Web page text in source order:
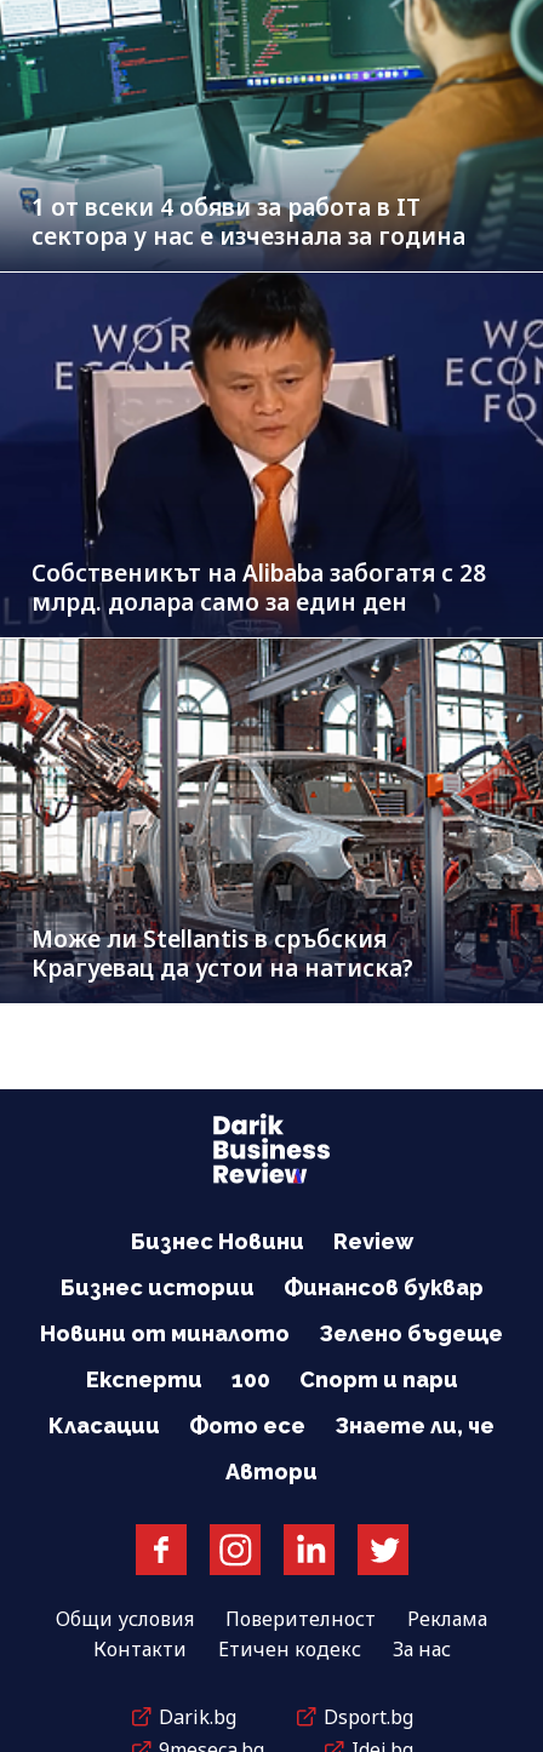
1 от всеки 4 обяви за работа в IT
сектора у нас е изчезнала за година
Собственикът на Alibaba забогатя с 28
млрд. долара само за един ден
Може ли Stellantis в сръбския
Крагуевац да устои на натиска?
Бизнес Новини
Review
Бизнес истории
Финансов буквар
Новини от миналото
Зелено бъдеще
Експерти
100
Спорт и пари
Класации
Фото есе
Знаете ли, че
Автори
Общи условия Поверителност
Реклама
Контакти
Етичен кодекс За нас
Darik.bg
Dsport.bg